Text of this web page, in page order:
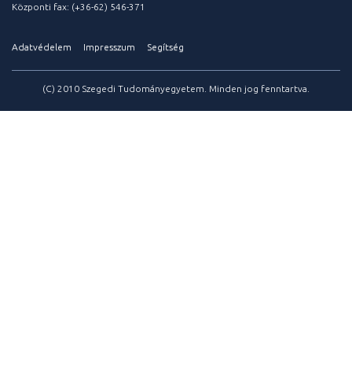
Központi fax: (+36-62) 546-371
Adatvédelem Impresszum Segítség
(C) 2010 Szegedi Tudományegyetem. Minden jog fenntartva.